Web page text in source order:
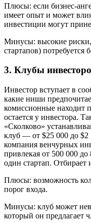
Плюсы: если бизнес-
имеет опыт и может
инвестиции могут
Минусы: высокие
стартапов) потребуется
3. Клубы
Инвестор вступает в
какие ниши
комиссионные находит
остается у инвестора.
«Сколково»
клуб — от $25 000 до
компания венчурных
привлекая от 500 000
один стартап. Отбирает
Плюсы: возможность
порог входа.
Минусы: клуб может
который он предлагает